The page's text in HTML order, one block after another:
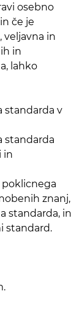
osebno
če je
veljavna in
in
lahko
standarda v
standarda
in
znanj,
standarda, in
standard.